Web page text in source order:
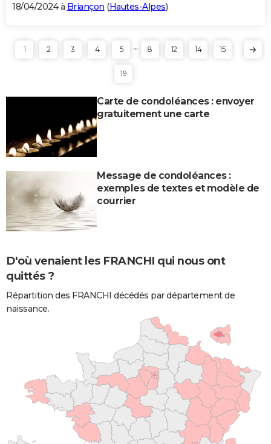
18/04/2024 à Briançon (Hautes-Alpes)
1 2 3 4 5 ... 8 12 14 15
19
Carte de condoléances : envoyer
gratuitement une carte
Message de condoléances :
exemples de textes et modèle de
courrier
D'où venaient les FRANCHI qui nous ont
quittés ?
Répartition des FRANCHI décédés par département de
naissance.